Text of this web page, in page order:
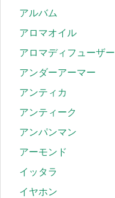
アルバム
アロマオイル
アロマディフューザー
アンダーアーマー
アンティカ
アンティーク
アンパンマン
アーモンド
イッタラ
イヤホン